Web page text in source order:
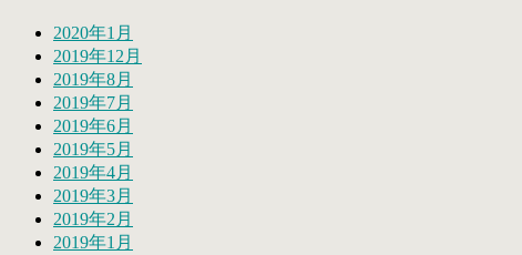
2020年1月
2019年12月
2019年8月
2019年7月
2019年6月
2019年5月
2019年4月
2019年3月
2019年2月
2019年1月